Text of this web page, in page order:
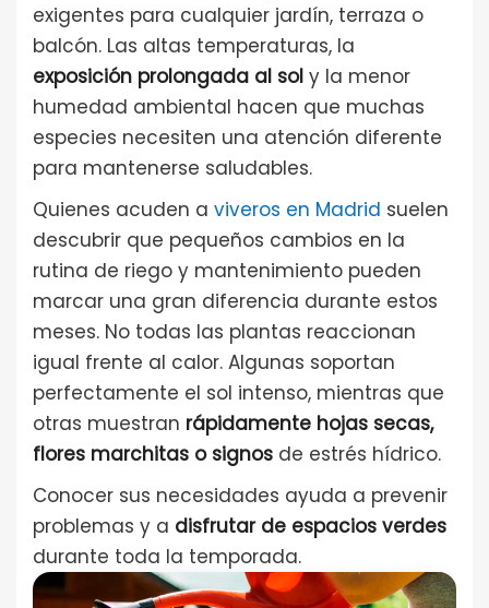
exigentes para cualquier jardín, terraza o
balcón. Las altas temperaturas, la
exposición prolongada al sol y la menor
humedad ambiental hacen que muchas
especies necesiten una atención diferente
para mantenerse saludables.
Quienes acuden a viveros en Madrid suelen
descubrir que pequeños cambios en la
rutina de riego y mantenimiento pueden
marcar una gran diferencia durante estos
meses. No todas las plantas reaccionan
igual frente al calor. Algunas soportan
perfectamente el sol intenso, mientras que
otras muestran rápidamente hojas secas,
flores marchitas o signos de estrés hídrico.
Conocer sus necesidades ayuda a prevenir
problemas y a disfrutar de espacios verdes
durante toda la temporada.